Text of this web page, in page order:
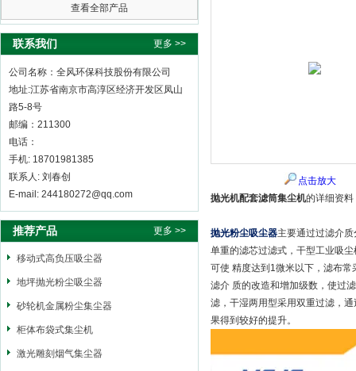
查看全部产品
联系我们 更多 >>
公司名称：全风环保科技股份有限公司
地址:江苏省南京市高淳区经济开发区凤山
路5-8号
邮编：211300
电话：
手机: 18701981385
联系人: 刘春创
E-mail: 244180272@qq.com
推荐产品 更多 >>
移动式高负压吸尘器
地坪抛光粉尘吸尘器
砂轮机金属粉尘集尘器
柜体布袋式集尘机
激光雕刻烟气集尘器
点击放大
抛光机配套滤筒集尘机的详细资料
抛光粉尘吸尘器主要通过过滤介
单重的滤芯过滤式，干型工业吸
可使 精度达到1微米以下，滤布
滤介 质的改造和增加级数，使过
滤，干湿两用型采用双重过滤，
果得到较好的提升。